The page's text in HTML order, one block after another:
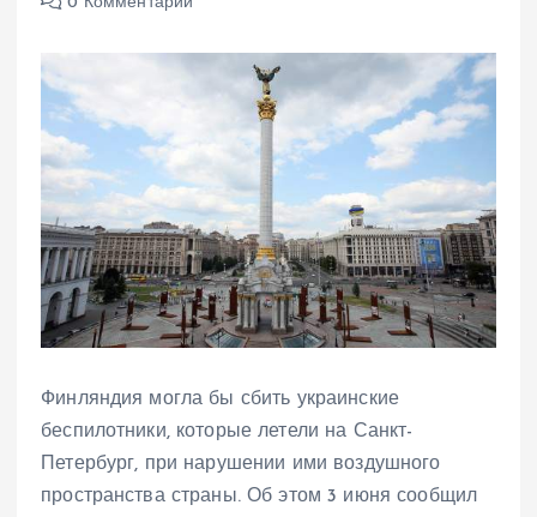
Финляндия могла бы сбить украинские
беспилотники, которые летели на Санкт-
Петербург, при нарушении ими воздушного
пространства страны. Об этом 3 июня сообщил